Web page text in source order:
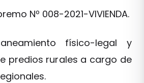
Nº 008-2021-VIVIENDA.
físico-legal y
predios rurales a cargo de